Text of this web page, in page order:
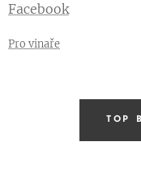
Facebook
Pro vinaře
TOP